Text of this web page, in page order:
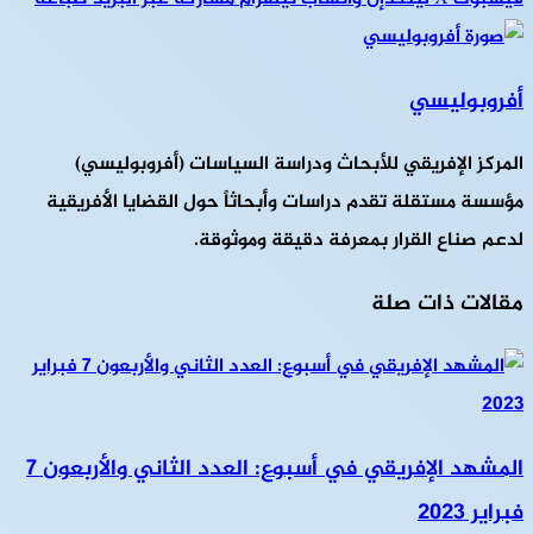
أفروبوليسي
المركز الإفريقي للأبحاث ودراسة السياسات (أفروبوليسي)
مؤسسة مستقلة تقدم دراسات وأبحاثاً حول القضايا الأفريقية
لدعم صناع القرار بمعرفة دقيقة وموثوقة.
مقالات ذات صلة
المشهد الإفريقي في أسبوع: العدد الثاني والأربعون 7
فبراير 2023